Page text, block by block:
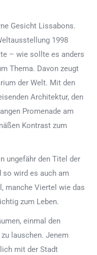
Gesicht Lissabons.
1998
– wie sollte es anders
Thema. Davon zeugt
der Welt. Mit den
Architektur, den
Promenade am
Kontrast zum
ungefähr den Titel der
so wird es auch am
manche Viertel wie das
zum Leben.
einmal den
lauschen. Jenem
mit der Stadt